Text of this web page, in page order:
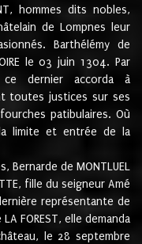
hommes dits nobles,
de Lompnes leur
Barthélémy de
le 03 juin 1304. Par
dernier accorda à
toutes justices sur ses
patibulaires. Où
limite et entrée de la
Bernarde de MONTLUEL
fille du seigneur Amé
représentante de
FOREST, elle demanda
le 28 septembre